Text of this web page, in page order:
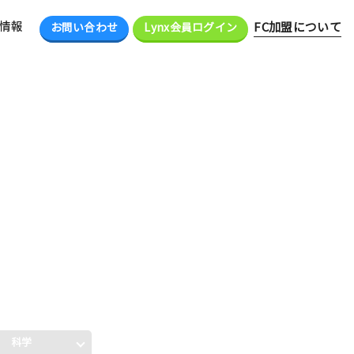
報 お問い合わせ Lynx会員ログイン FC加盟について
科学